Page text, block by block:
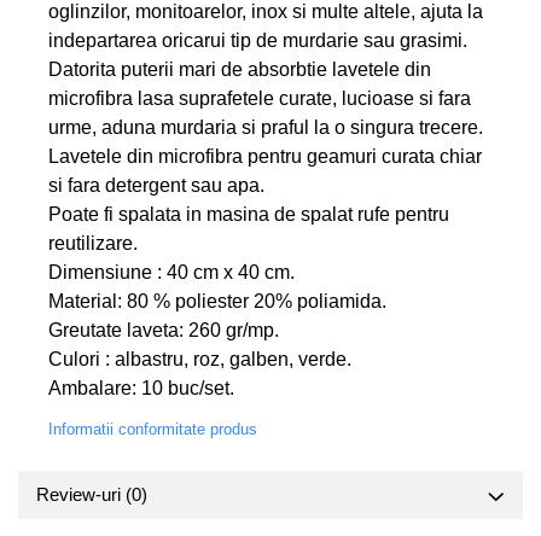
oglinzilor, monitoarelor, inox si multe altele, ajuta la
indepartarea oricarui tip de murdarie sau grasimi.
Datorita puterii mari de absorbtie lavetele din
microfibra lasa suprafetele curate, lucioase si fara
urme, aduna murdaria si praful la o singura trecere.
Lavetele din microfibra pentru geamuri curata chiar
si fara detergent sau apa.
Poate fi spalata in masina de spalat rufe pentru
reutilizare.
Dimensiune : 40 cm x 40 cm.
Material: 80 % poliester 20% poliamida.
Greutate laveta: 260 gr/mp.
Culori : albastru, roz, galben, verde.
Ambalare: 10 buc/set.
Informatii conformitate produs
Review-uri (0)